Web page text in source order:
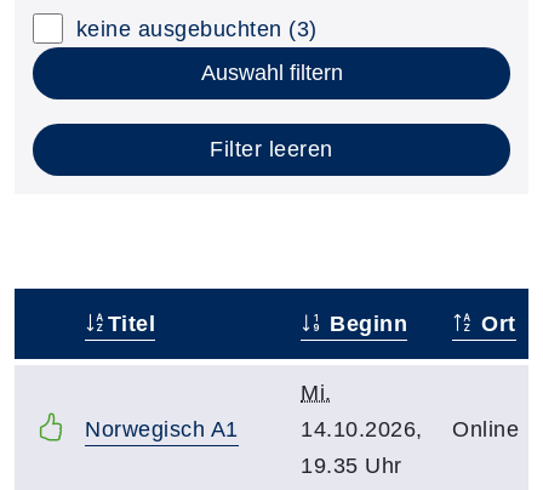
keine ausgebuchten (3)
Auswahl filtern
Filter leeren
Titel Beginn Ort
Norwegisch A1
Mi.
14.10.2026,
19.35 Uhr
Online